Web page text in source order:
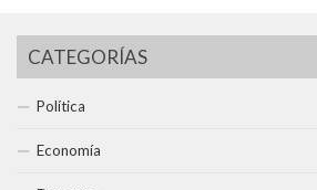
CATEGORÍAS
Política
Economía